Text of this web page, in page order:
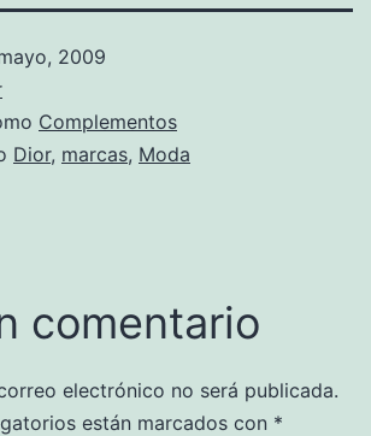
2009
Complementos
Dior, marcas, Moda
comentario
electrónico no será publicada.
están marcados con *